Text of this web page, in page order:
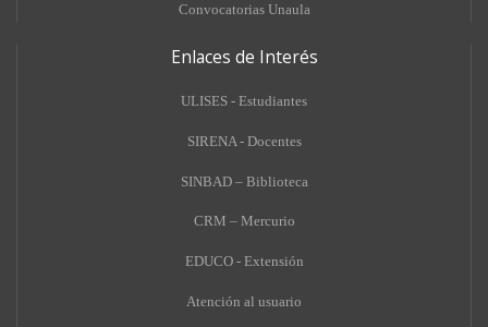
Convocatorias Unaula
Enlaces de Interés
ULISES - Estudiantes
SIRENA - Docentes
SINBAD – Biblioteca
CRM – Mercurio
EDUCO - Extensión
Atención al usuario